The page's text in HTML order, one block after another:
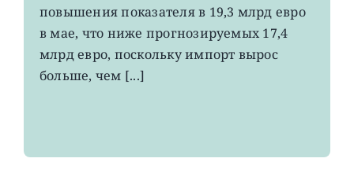
4-
летнего
повышения показателя в 19,3 млрд евро
в мае, что ниже прогнозируемых 17,4
млрд евро, поскольку импорт вырос
больше, чем [...]